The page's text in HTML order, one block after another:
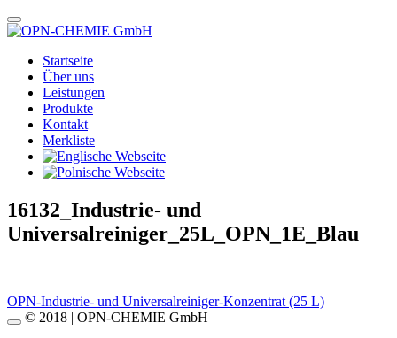
Startseite
Über uns
Leistungen
Produkte
Kontakt
Merkliste
16132_Industrie- und
Universalreiniger_25L_OPN_1E_Blau
Beitragsnavigation
OPN-Industrie- und Universalreiniger-Konzentrat (25 L)
© 2018 | OPN-CHEMIE GmbH